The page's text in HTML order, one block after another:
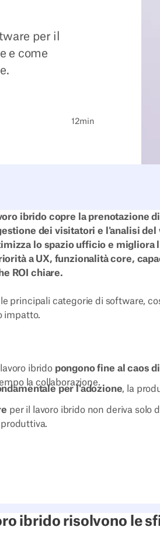
per il
e come
12min
ibrido copre la prenotazione
dei visitatori e l'analisi
lo spazio ufficio e migliora
a UX, funzionalità core,
ROI chiare.
principali categorie di software,
impatto.
ibrido pongono fine al caos
la collaborazione.
per l'adozione, la
per il lavoro ibrido non deriva solo
ibrido risolvono le